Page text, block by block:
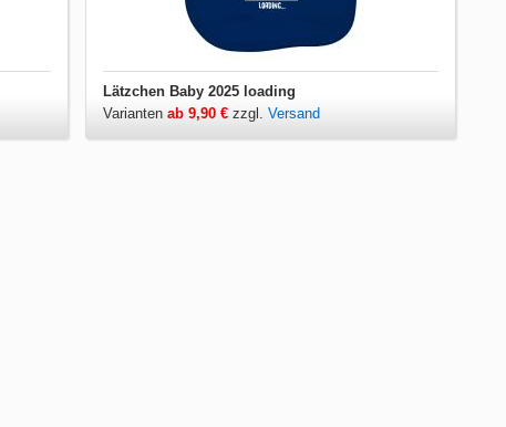
Lätzchen Baby 2025 loading
Variantenab 9,90 € zzgl.Versand